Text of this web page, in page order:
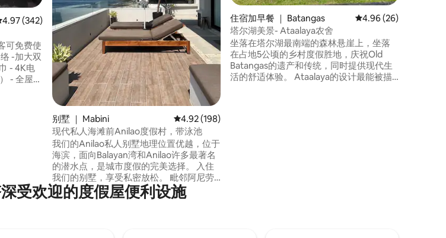
均评分 4.97 分（满分 5 分），共 342 条评价
4.97 (342)
可免费使
-加大双
- 4K电
- 全屋空
别墅 ｜ Mabini 平均评分 4.92 分（满分 5 分），共 198 条评价
4.92 (198)
现代私人海滩前Anilao度假村，带泳池
我们的Anilao私人别墅地理位置优越，位于
海滨，面向Balayan湾和Anilao许多最著名
的潜水点，是城市度假的完美选择。 入住
我们的别墅，享受私密放松。 毗邻阿尼劳
（Anilao）多家最成熟的度假村，如
Solitude Acacia和Casa Escondida。可免
住宿加早餐 ｜ Batangas 平均评分 4.96 分（满
4.96 (26)
塔尔湖美景- Ataalaya农舍
坐落在塔尔湖最南端的森林悬崖上，坐落
在占地5公顷的乡村度假胜地，庆祝Old
Batangas的遗产和传统，同时提供现代生
活的舒适体验。 Ataalaya的设计最能被描
受欢迎的度假屋便利设施